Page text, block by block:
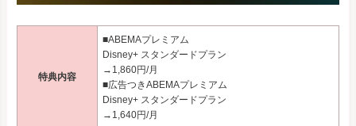
特典内容
■ABEMAプレミアム
Disney+ スタンダードプラン
→1,860円/月
■広告つきABEMAプレミアム
Disney+ スタンダードプラン
→1,640円/月